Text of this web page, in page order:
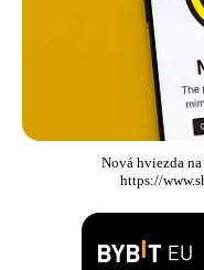
Nová hviezda
https://